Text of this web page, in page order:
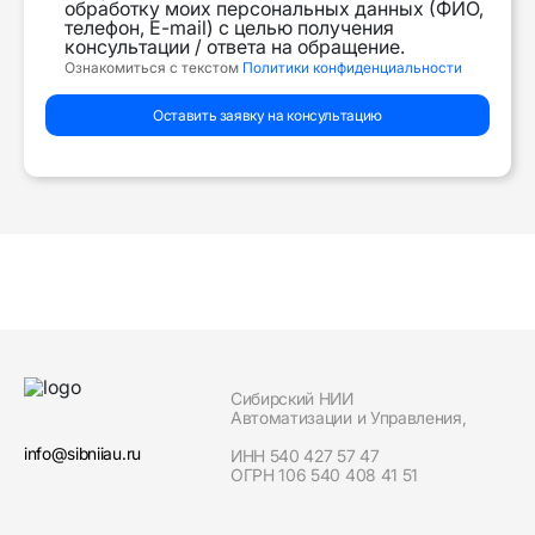
обработку моих персональных данных (ФИО,
телефон, E-mail) с целью получения
консультации / ответа на обращение.
Ознакомиться с текстом Политики конфиденциальности
Оставить заявку на консультацию
info@sibniiau.ru
Сибирский НИИ
Автоматизации и Управления,
ИНН 540 427 57 47
ОГРН 106 540 408 41 51